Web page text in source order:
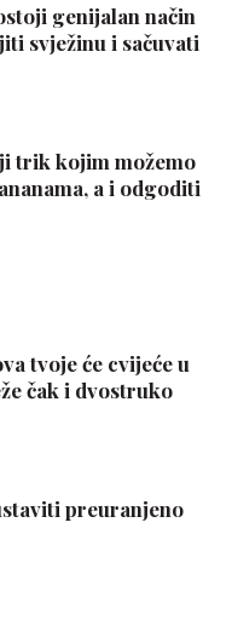
genijalan način
svježinu i sačuvati
trik kojim možemo
a i odgoditi
tvoje će cvijeće u
čak i dvostruko
preuranjeno